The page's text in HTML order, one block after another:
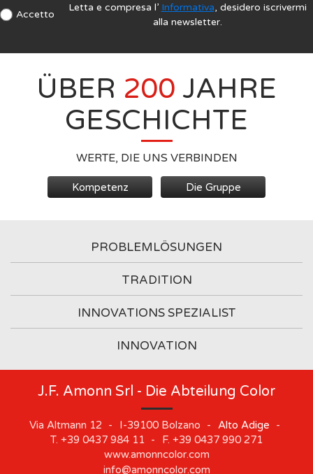
Accetto
Letta e compresa l’ Informativa, desidero iscrivermi
alla newsletter.
ÜBER 200 JAHRE
GESCHICHTE
WERTE, DIE UNS VERBINDEN
Kompetenz Die Gruppe
PROBLEMLÖSUNGEN
TRADITION
INNOVATIONS SPEZIALIST
INNOVATION
J.F. Amonn Srl - Die Abteilung Color
Via Altmann 12 - I-39100 Bolzano - Alto Adige
-
T. +39 0437 984 11 - F. +39 0437 990 271
www.amonncolor.com
info@amonncolor.com